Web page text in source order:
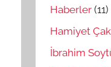
Haberler (11)
Hamiyet
İbrahim